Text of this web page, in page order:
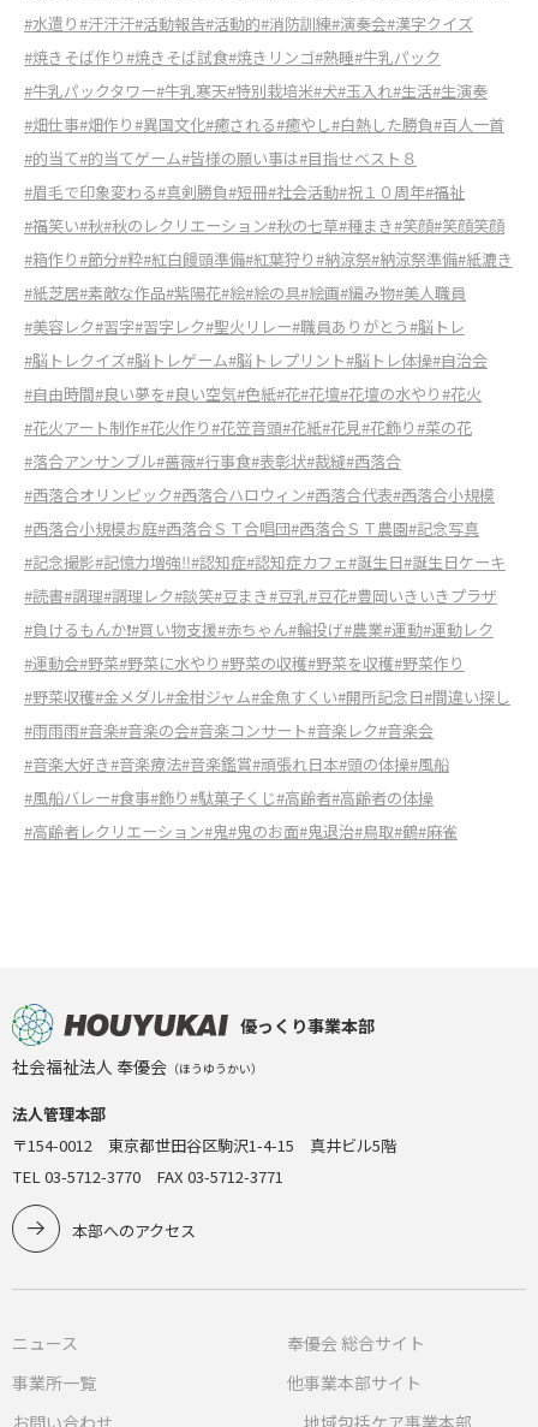
#水遣り#汗汗汗#活動報告#活動的#消防訓練#演奏会#漢字クイズ
#焼きそば作り#焼きそば試食#焼きリンゴ#熟睡#牛乳パック
#牛乳パックタワー#牛乳寒天#特別栽培米#犬#玉入れ#生活#生演奏
#畑仕事#畑作り#異国文化#癒される#癒やし#白熱した勝負#百人一首
#的当て#的当てゲーム#皆様の願い事は#目指せベスト８
#眉毛で印象変わる#真剣勝負#短冊#社会活動#祝１０周年#福祉
#福笑い#秋#秋のレクリエーション#秋の七草#種まき#笑顔#笑顔笑顔
#箱作り#節分#粋#紅白饅頭準備#紅葉狩り#納涼祭#納涼祭準備#紙漉き
#紙芝居#素敵な作品#紫陽花#絵#絵の具#絵画#編み物#美人職員
#美容レク#習字#習字レク#聖火リレー#職員ありがとう#脳トレ
#脳トレクイズ#脳トレゲーム#脳トレプリント#脳トレ体操#自治会
#自由時間#良い夢を#良い空気#色紙#花#花壇#花壇の水やり#花火
#花火アート制作#花火作り#花笠音頭#花紙#花見#花飾り#菜の花
#落合アンサンブル#薔薇#行事食#表彰状#裁縫#西落合
#西落合オリンピック#西落合ハロウィン#西落合代表#西落合小規模
#西落合小規模お庭#西落合ＳＴ合唱団#西落合ＳＴ農園#記念写真
#記念撮影#記憶力増強‼︎#認知症#認知症カフェ#誕生日#誕生日ケーキ
#読書#調理#調理レク#談笑#豆まき#豆乳#豆花#豊岡いきいきプラザ
#負けるもんか❗️#買い物支援#赤ちゃん#輪投げ#農業#運動#運動レク
#運動会#野菜#野菜に水やり#野菜の収穫#野菜を収穫#野菜作り
#野菜収穫#金メダル#金柑ジャム#金魚すくい#開所記念日#間違い探し
#雨雨雨#音楽#音楽の会#音楽コンサート#音楽レク#音楽会
#音楽大好き#音楽療法#音楽鑑賞#頑張れ日本#頭の体操#風船
#風船バレー#食事#飾り#駄菓子くじ#高齢者#高齢者の体操
#高齢者レクリエーション#鬼#鬼のお面#鬼退治#鳥取#鶴#麻雀
優っくり事業本部
社会福祉法人 奉優会 （ほうゆうかい）
法人管理本部
〒154-0012 東京都世田谷区駒沢1-4-15 真井ビル5階
TEL 03-5712-3770 FAX 03-5712-3771
本部へのアクセス
ニュース
事業所一覧
お問い合わせ
奉優会 総合サイト
他事業本部サイト
地域包括ケア事業本部